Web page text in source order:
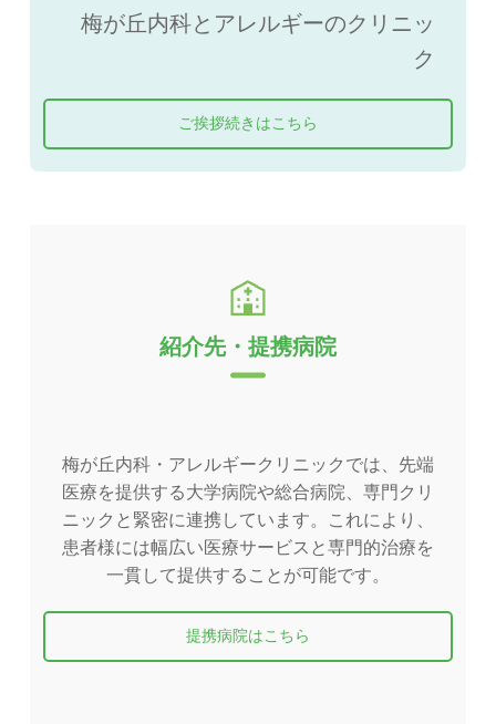
梅が丘内科とアレルギーのクリニッ
ク
ご挨拶続きはこちら
紹介先・提携病院
梅が丘内科・アレルギークリニックでは、先端
医療を提供する大学病院や総合病院、専門クリ
ニックと緊密に連携しています。これにより、
患者様には幅広い医療サービスと専門的治療を
一貫して提供することが可能です。
提携病院はこちら